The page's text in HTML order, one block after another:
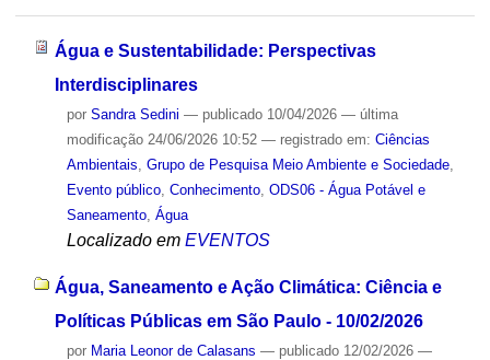
Água e Sustentabilidade: Perspectivas
Interdisciplinares
por Sandra Sedini — publicado10/04/2026 — última
modificação24/06/2026 10:52 — registrado em: Ciências
Ambientais Grupo de Pesquisa Meio Ambiente e Sociedade,
Evento público, Conhecimento, ODS06 - Água Potável e
Saneamento, Água
Localizado em EVENTOS
Água, Saneamento e Ação Climática: Ciência e
Políticas Públicas em São Paulo - 10/02/2026
por Maria Leonor de Calasans — publicado12/02/2026 —